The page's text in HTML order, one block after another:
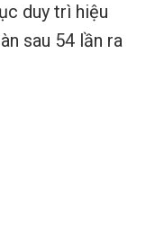
duy trì hiệu
sau 54 lần ra